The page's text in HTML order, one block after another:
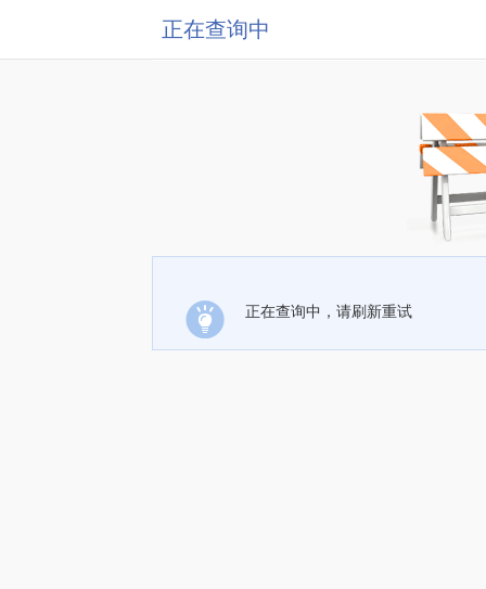
正在查询中
正在查询中，请刷新重试